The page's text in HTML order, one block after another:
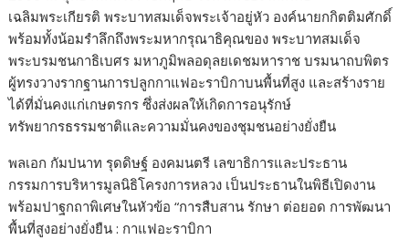
เฉลิมพระเกียรติ พระบาทสมเด็จพระเจ้าอยู่หัว องค์นายกกิตติมศักดิ์
พร้อมทั้งน้อมรำลึกถึงพระมหากรุณาธิคุณของ พระบาทสมเด็จ
พระบรมชนกาธิเบศร มหาภูมิพลอดุลยเดชมหาราช บรมนาถบพิตร
ผู้ทรงวางรากฐานการปลูกกาแฟอะราบิกาบนพื้นที่สูง และสร้างราย
ได้ที่มั่นคงแก่เกษตรกร ซึ่งส่งผลให้เกิดการอนุรักษ์
ทรัพยากรธรรมชาติและความมั่นคงของชุมชนอย่างยั่งยืน
พลเอก กัมปนาท รุดดิษฐ์ องคมนตรี เลขาธิการและประธาน
กรรมการบริหารมูลนิธิโครงการหลวง เป็นประธานในพิธีเปิดงาน
พร้อมปาฐกถาพิเศษในหัวข้อ “การสืบสาน รักษา ต่อยอด การพัฒนา
พื้นที่สูงอย่างยั่งยืน : กาแฟอะราบิกา